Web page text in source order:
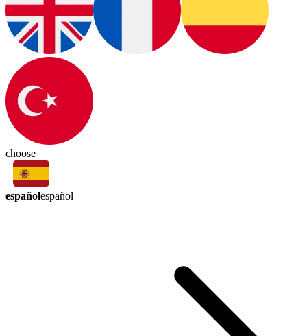
choose
españolespañol